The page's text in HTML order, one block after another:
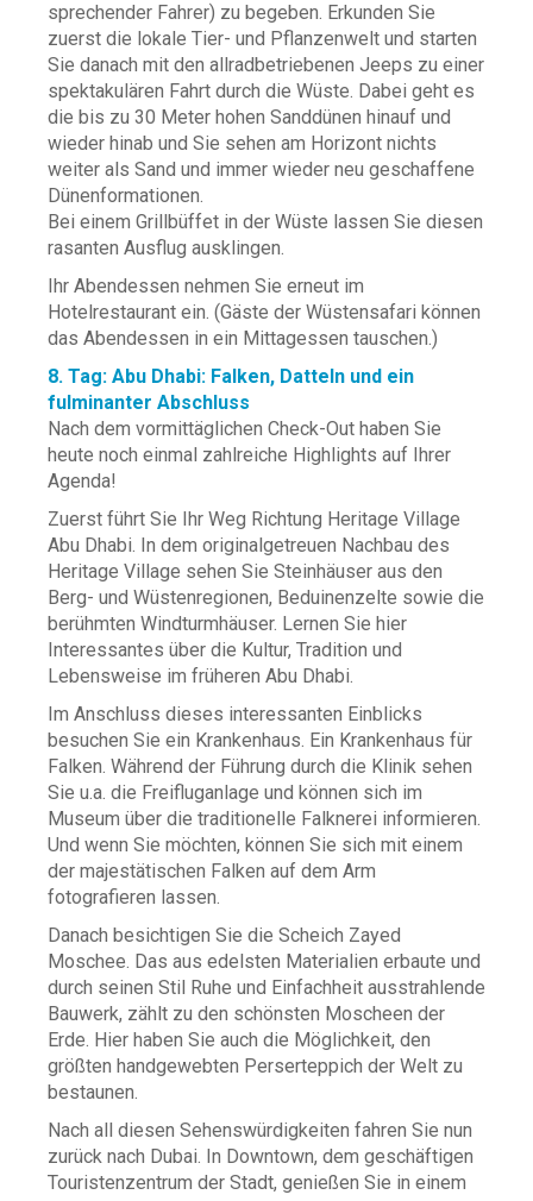
sprechender Fahrer) zu begeben. Erkunden Sie
zuerst die lokale Tier- und Pflanzenwelt und starten
Sie danach mit den allradbetriebenen Jeeps zu einer
spektakulären Fahrt durch die Wüste. Dabei geht es
die bis zu 30 Meter hohen Sanddünen hinauf und
wieder hinab und Sie sehen am Horizont nichts
weiter als Sand und immer wieder neu geschaffene
Dünenformationen.
Bei einem Grillbüffet in der Wüste lassen Sie diesen
rasanten Ausflug ausklingen.
Ihr Abendessen nehmen Sie erneut im
Hotelrestaurant ein. (Gäste der Wüstensafari können
das Abendessen in ein Mittagessen tauschen.)
8. Tag: Abu Dhabi: Falken, Datteln und ein
fulminanter Abschluss
Nach dem vormittäglichen Check-Out haben Sie
heute noch einmal zahlreiche Highlights auf Ihrer
Agenda!
Zuerst führt Sie Ihr Weg Richtung Heritage Village
Abu Dhabi. In dem originalgetreuen Nachbau des
Heritage Village sehen Sie Steinhäuser aus den
Berg- und Wüstenregionen, Beduinenzelte sowie die
berühmten Windturmhäuser. Lernen Sie hier
Interessantes über die Kultur, Tradition und
Lebensweise im früheren Abu Dhabi.
Im Anschluss dieses interessanten Einblicks
besuchen Sie ein Krankenhaus. Ein Krankenhaus für
Falken. Während der Führung durch die Klinik sehen
Sie u.a. die Freifluganlage und können sich im
Museum über die traditionelle Falknerei informieren.
Und wenn Sie möchten, können Sie sich mit einem
der majestätischen Falken auf dem Arm
fotografieren lassen.
Danach besichtigen Sie die Scheich Zayed
Moschee. Das aus edelsten Materialien erbaute und
durch seinen Stil Ruhe und Einfachheit ausstrahlende
Bauwerk, zählt zu den schönsten Moscheen der
Erde. Hier haben Sie auch die Möglichkeit, den
größten handgewebten Perserteppich der Welt zu
bestaunen.
Nach all diesen Sehenswürdigkeiten fahren Sie nun
zurück nach Dubai. In Downtown, dem geschäftigen
Touristenzentrum der Stadt, genießen Sie in einem